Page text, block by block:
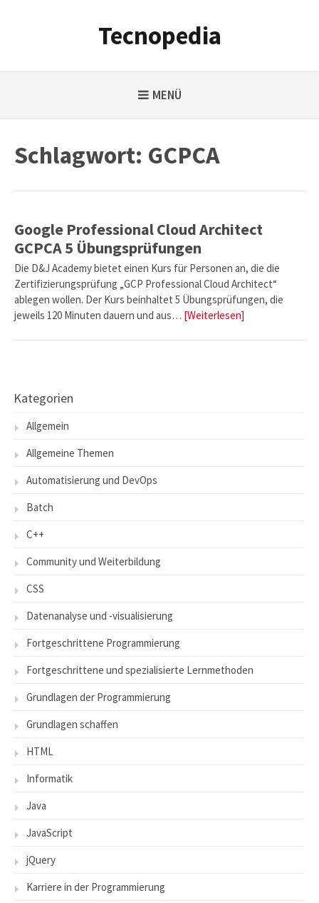
Tecnopedia
MENÜ
Schlagwort: GCPCA
Google Professional Cloud Architect
GCPCA 5 Übungsprüfungen
Die D&J Academy bietet einen Kurs für Personen an, die die
Zertifizierungsprüfung „GCP Professional Cloud Architect“
ablegen wollen. Der Kurs beinhaltet 5 Übungsprüfungen, die
jeweils 120 Minuten dauern und aus… [Weiterlesen]
Kategorien
Allgemein
Allgemeine Themen
Automatisierung und DevOps
Batch
C++
Community und Weiterbildung
CSS
Datenanalyse und -visualisierung
Fortgeschrittene Programmierung
Fortgeschrittene und spezialisierte Lernmethoden
Grundlagen der Programmierung
Grundlagen schaffen
HTML
Informatik
Java
JavaScript
jQuery
Karriere in der Programmierung